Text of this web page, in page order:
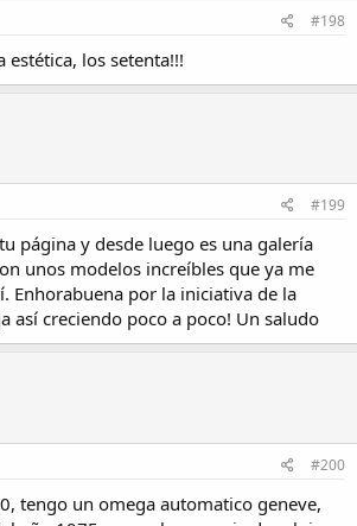
#198
estética, los setenta!!!
#199
página y desde luego es una galería
unos modelos increíbles que ya me
Enhorabuena por la iniciativa de la
así creciendo poco a poco! Un saludo
#200
tengo un omega automatico geneve,